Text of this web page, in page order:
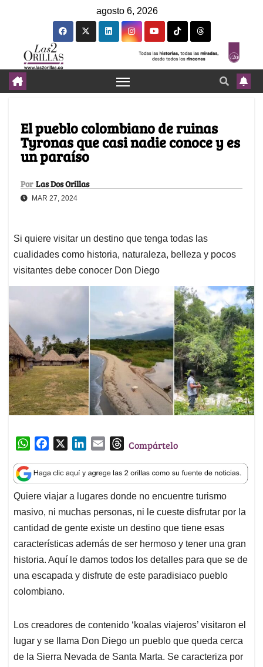
agosto 6, 2026
El pueblo colombiano de ruinas
Tyronas que casi nadie conoce y es
un paraíso
Por Las Dos Orillas
MAR 27, 2024
Si quiere visitar un destino que tenga todas las
cualidades como historia, naturaleza, belleza y pocos
visitantes debe conocer Don Diego
W
a
t
s
A
p
p
c
e
b
o
o
k
n
k
e
d
I
n
a
i
l
T
r
e
a
d
s
Compártelo
Quiere viajar a lugares donde no encuentre turismo
masivo, ni muchas personas, ni le cueste disfrutar por la
cantidad de gente existe un destino que tiene esas
características además de ser hermoso y tener una gran
historia. Aquí le damos todos los detalles para que se de
una escapada y disfrute de este paradisiaco pueblo
colombiano.
Los creadores de contenido ‘koalas viajeros’ visitaron el
lugar y se llama Don Diego un pueblo que queda cerca
de la Sierra Nevada de Santa Marta. Se caracteriza por